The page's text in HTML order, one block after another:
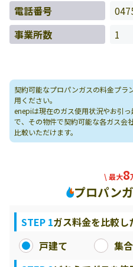
電話番号
事業所数
1
契約可能なプロパンガスの料金プラ
用ください。
enepiは現在のガス使用状況やお引
で、その物件で契約可能な各ガス会
比較いただけます。
\ 最大8
プロパン
STEP 1ガス料金を比較し
戸建て
集